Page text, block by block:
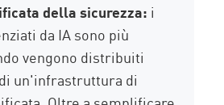
della sicurezza: i
da IA sono più
vengono distribuiti
un'infrastruttura di